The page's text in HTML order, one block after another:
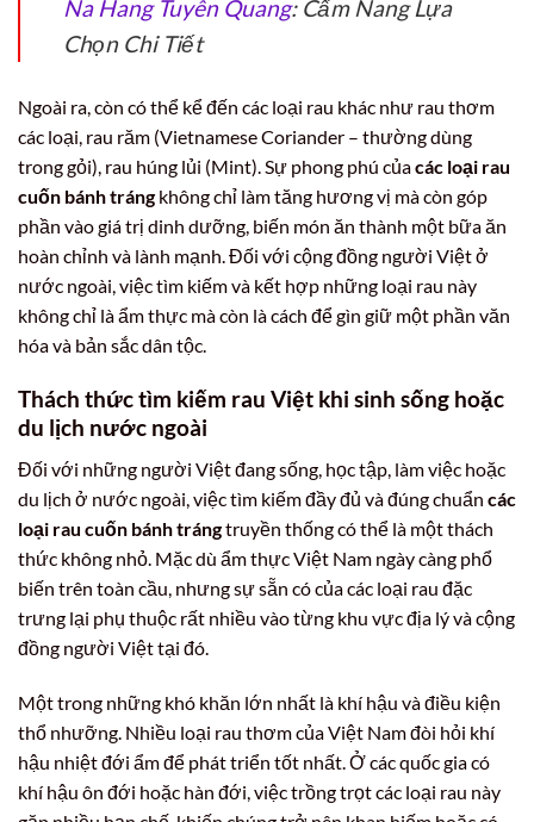
Na Hang Tuyên Quang: Cẩm Nang Lựa
Chọn Chi Tiết
Ngoài ra, còn có thể kể đến các loại rau khác như rau thơm
các loại, rau răm (Vietnamese Coriander – thường dùng
trong gỏi), rau húng lủi (Mint). Sự phong phú củacác loại rau
cuốn bánh trángkhông chỉ làm tăng hương vị mà còn góp
phần vào giá trị dinh dưỡng, biến món ăn thành một bữa ăn
hoàn chỉnh và lành mạnh. Đối với cộng đồng người Việt ở
nước ngoài, việc tìm kiếm và kết hợp những loại rau này
không chỉ là ẩm thực mà còn là cách để gìn giữ một phần văn
hóa và bản sắc dân tộc.
Thách thức tìm kiếm rau Việt khi sinh sống hoặc
du lịch nước ngoài
Đối với những người Việt đang sống, học tập, làm việc hoặc
du lịch ở nước ngoài, việc tìm kiếm đầy đủ và đúng chuẩn các
loại rau cuốn bánh trángtruyền thống có thể là một thách
thức không nhỏ. Mặc dù ẩm thực Việt Nam ngày càng phổ
biến trên toàn cầu, nhưng sự sẵn có của các loại rau đặc
trưng lại phụ thuộc rất nhiều vào từng khu vực địa lý và cộng
đồng người Việt tại đó.
Một trong những khó khăn lớn nhất là khí hậu và điều kiện
thổ nhưỡng. Nhiều loại rau thơm của Việt Nam đòi hỏi khí
hậu nhiệt đới ẩm để phát triển tốt nhất. Ở các quốc gia có
khí hậu ôn đới hoặc hàn đới, việc trồng trọt các loại rau này